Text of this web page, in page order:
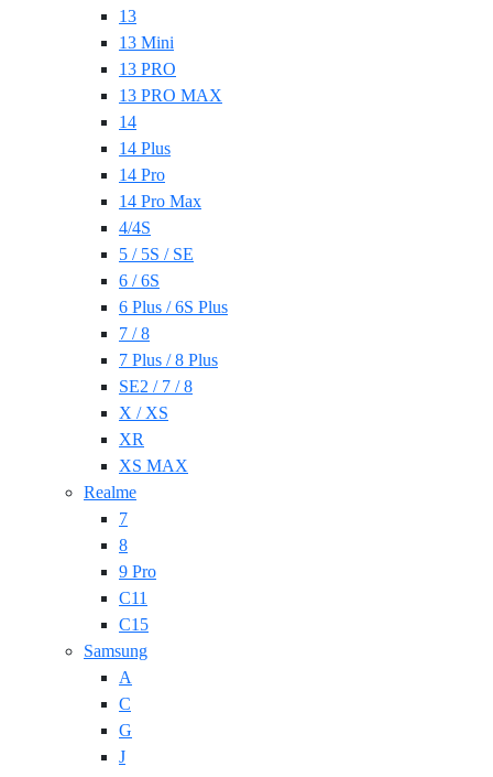
13
13 Mini
13 PRO
13 PRO MAX
14
14 Plus
14 Pro
14 Pro Max
4/4S
5 / 5S / SE
6 / 6S
6 Plus / 6S Plus
7 / 8
7 Plus / 8 Plus
SE2 / 7 / 8
X / XS
XR
XS MAX
Realme
7
8
9 Pro
C11
C15
Samsung
A
C
G
J